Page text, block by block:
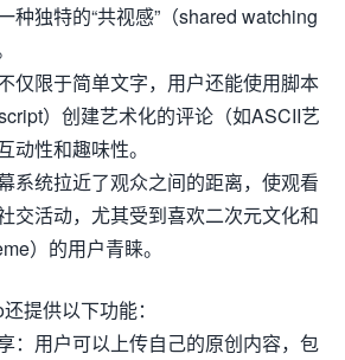
种独特的“共视感”（shared watching
仅限于简单文字，用户还能使用脚本
）创建艺术化的评论（如ASCII艺
动性和趣味性。
系统拉近了观众之间的距离，使观看
交活动，尤其受到喜欢二次元文化和
）的用户青睐。
提供以下功能：
：用户可以上传自己的原创内容，包